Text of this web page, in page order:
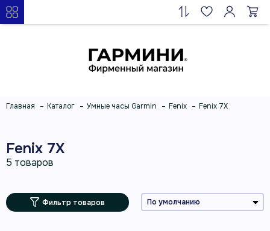
Главная Каталог Умные часы Garmin Fenix Fenix 7X
Fenix 7X
Фильтр товаров